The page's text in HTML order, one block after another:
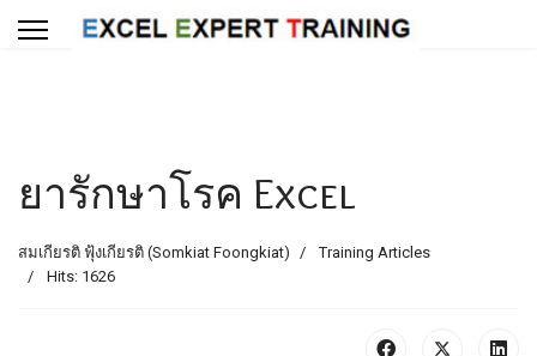
ยารักษาโรค Excel
สมเกียรติ ฟุ้งเกียรติ (Somkiat Foongkiat)
Training Articles
Hits: 1626